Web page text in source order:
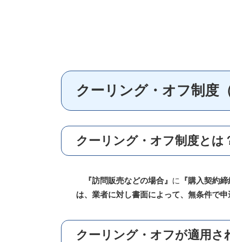
クーリング・オフ制度
クーリング・オフ制度とは
『訪問販売などの場合』 に 『購入契約
は、業者に対し書面によって、無条件で申
クーリング・オフが適用さ